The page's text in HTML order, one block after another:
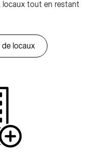
locaux tout en restant
locaux